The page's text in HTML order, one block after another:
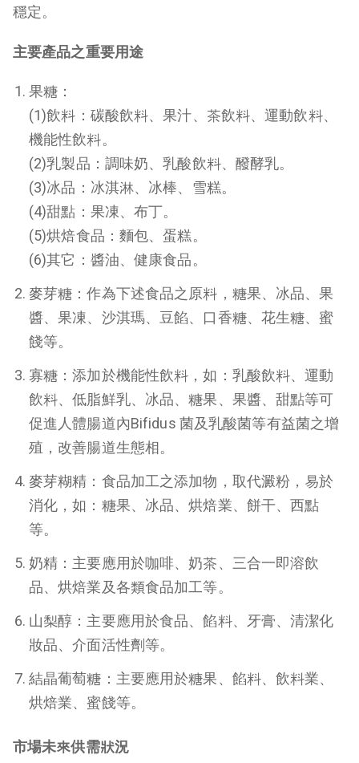
穩定。
主要產品之重要用途
果糖：
(1)飲料：碳酸飲料、果汁、茶飲料、運動飲料、
機能性飲料。
(2)乳製品：調味奶、乳酸飲料、醱酵乳。
(3)冰品：冰淇淋、冰棒、雪糕。
(4)甜點：果凍、布丁。
(5)烘焙食品：麵包、蛋糕。
(6)其它：醬油、健康食品。
麥芽糖：作為下述食品之原料，糖果、冰品、果
醬、果凍、沙淇瑪、豆餡、口香糖、花生糖、蜜
餞等。
寡糖：添加於機能性飲料，如：乳酸飲料、運動
飲料、低脂鮮乳、冰品、糖果、果醬、甜點等可
促進人體腸道內Bifidus 菌及乳酸菌等有益菌之增
殖，改善腸道生態相。
麥芽糊精：食品加工之添加物，取代澱粉，易於
消化，如：糖果、冰品、烘焙業、餅干、西點
等。
奶精：主要應用於咖啡、奶茶、三合一即溶飲
品、烘焙業及各類食品加工等。
山梨醇：主要應用於食品、餡料、牙膏、清潔化
妝品、介面活性劑等。
結晶葡萄糖：主要應用於糖果、餡料、飲料業、
烘焙業、蜜餞等。
市場未來供需狀況